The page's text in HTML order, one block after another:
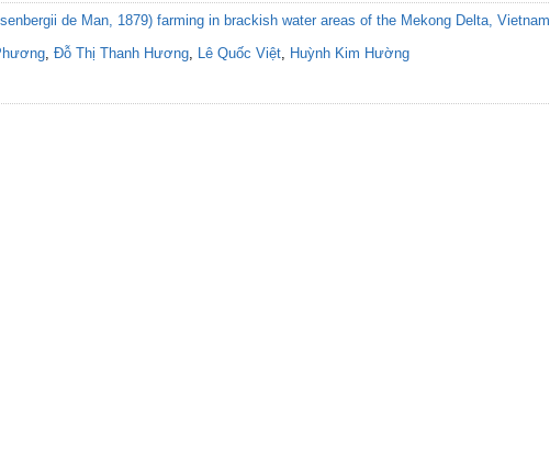
de Man, 1879) farming in brackish water areas of the Mekong Delta, Vietnam
, Đỗ Thị Thanh Hương, Lê Quốc Việt, Huỳnh Kim Hường